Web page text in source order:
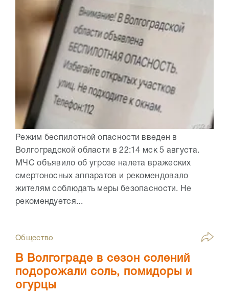
Режим беспилотной опасности введен в
Волгоградской области в 22:14 мск 5 августа.
МЧС объявило об угрозе налета вражеских
смертоносных аппаратов и рекомендовало
жителям соблюдать меры безопасности. Не
рекомендуется...
Общество
В Волгограде в сезон солений
подорожали соль, помидоры и
огурцы